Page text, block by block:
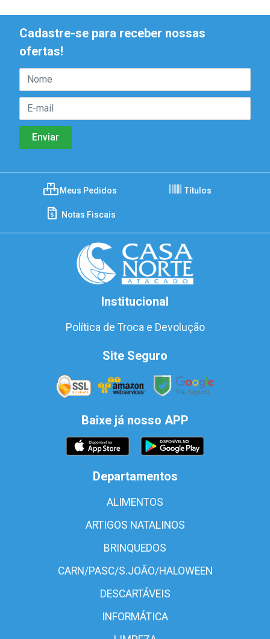
Cadastre-se para receber nossas
ofertas!
Meus Pedidos Títulos
Notas Fiscais
Institucional
Política de Troca e Devolução
Site Seguro
Baixe já nosso APP
Departamentos
ALIMENTOS
ARTIGOS NATALINOS
BRINQUEDOS
CARN/PASC/S.JOÃO/HALOWEEN
DESCARTÁVEIS
INFORMÁTICA